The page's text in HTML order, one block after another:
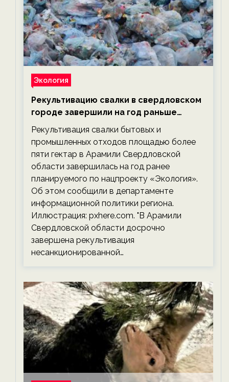
Экология
Рекультивацию свалки в свердловском
городе завершили на год раньше
планируемого срока — новости
экологии на ECOportal
Рекультивация свалки бытовых и
промышленных отходов площадью более
пяти гектар в Арамили Свердловской
области завершилась на год ранее
планируемого по нацпроекту «Экология».
Об этом сообщили в департаменте
информационной политики региона.
Иллюстрация: pxhere.com. "В Арамили
Свердловской области досрочно
завершена рекультивация
несанкционированной…